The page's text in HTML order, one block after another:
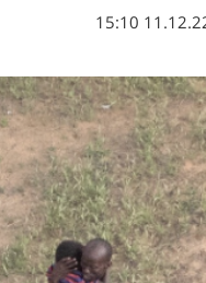
11.12.22